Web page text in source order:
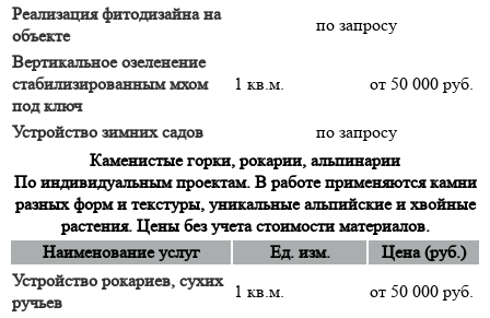
Реализация фитодизайна на
объекте
по запросу
Вертикальное озеленение
стабилизированным мхом
под ключ
1 кв.м. от 50 000 руб.
Устройство зимних садов
по запросу
Каменистые горки, рокарии, альпинарии
По индивидуальным проектам. В работе применяются камни
разных форм и текстуры, уникальные альпийские и хвойные
растения. Цены без учета стоимости материалов.
Наименование услуг
Ед. изм.
Цена (руб.)
Устройство рокариев, сухих
ручьев
1 кв.м.
от 50 000 руб.